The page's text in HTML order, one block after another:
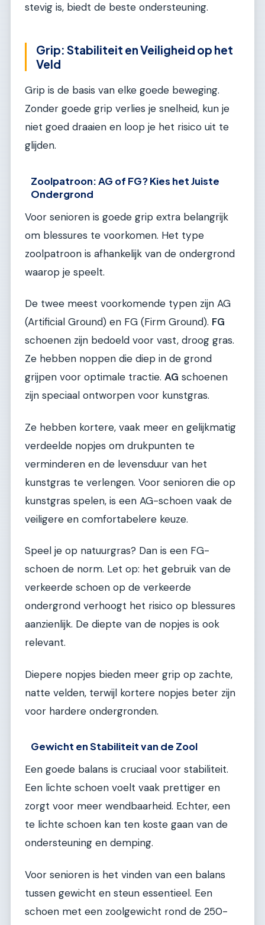
stevig is, biedt de beste ondersteuning.
Grip: Stabiliteit en Veiligheid op het
Veld
Grip is de basis van elke goede beweging.
Zonder goede grip verlies je snelheid, kun je
niet goed draaien en loop je het risico uit te
glijden.
Zoolpatroon: AG of FG? Kies het Juiste
Ondergrond
Voor senioren is goede grip extra belangrijk
om blessures te voorkomen. Het type
zoolpatroon is afhankelijk van de ondergrond
waarop je speelt.
De twee meest voorkomende typen zijn AG
(Artificial Ground) en FG (Firm Ground). FG
schoenen zijn bedoeld voor vast, droog gras.
Ze hebben noppen die diep in de grond
grijpen voor optimale tractie. AG schoenen
zijn speciaal ontworpen voor kunstgras.
Ze hebben kortere, vaak meer en gelijkmatig
verdeelde nopjes om drukpunten te
verminderen en de levensduur van het
kunstgras te verlengen. Voor senioren die op
kunstgras spelen, is een AG-schoen vaak de
veiligere en comfortabelere keuze.
Speel je op natuurgras? Dan is een FG-
schoen de norm. Let op: het gebruik van de
verkeerde schoen op de verkeerde
ondergrond verhoogt het risico op blessures
aanzienlijk. De diepte van de nopjes is ook
relevant.
Diepere nopjes bieden meer grip op zachte,
natte velden, terwijl kortere nopjes beter zijn
voor hardere ondergronden.
Gewicht en Stabiliteit van de Zool
Een goede balans is cruciaal voor stabiliteit.
Een lichte schoen voelt vaak prettiger en
zorgt voor meer wendbaarheid. Echter, een
te lichte schoen kan ten koste gaan van de
ondersteuning en demping.
Voor senioren is het vinden van een balans
tussen gewicht en steun essentieel. Een
schoen met een zoolgewicht rond de 250-